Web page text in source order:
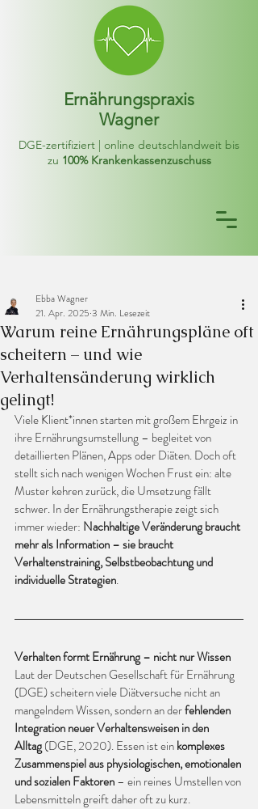
Ernährungspraxis
Wagner
DGE-zertifiziert | online deutschlandweit bis
zu 100% Krankenkassenzuschuss
Warum reine Ernährungspläne oft
scheitern – und wie
Verhaltensänderung wirklich
gelingt!
Ebba Wagner
21. Apr. 2025 3 Min. Lesezeit
Viele Klient*innen starten mit großem Ehrgeiz in
ihre Ernährungsumstellung – begleitet von
detaillierten Plänen, Apps oder Diäten. Doch oft
stellt sich nach wenigen Wochen Frust ein: alte
Muster kehren zurück, die Umsetzung fällt
schwer. In der Ernährungstherapie zeigt sich
immer wieder: Nachhaltige Veränderung braucht
mehr als Information – sie braucht
Verhaltenstraining, Selbstbeobachtung und
individuelle Strategien.
Verhalten formt Ernährung – nicht nur Wissen
Laut der Deutschen Gesellschaft für Ernährung
(DGE) scheitern viele Diätversuche nicht an
mangelndem Wissen, sondern an der fehlenden
Integration neuer Verhaltensweisen in den
Alltag (DGE, 2020). Essen ist ein komplexes
Zusammenspiel aus physiologischen, emotionalen
und sozialen Faktoren – ein reines Umstellen von
Lebensmitteln greift daher oft zu kurz.